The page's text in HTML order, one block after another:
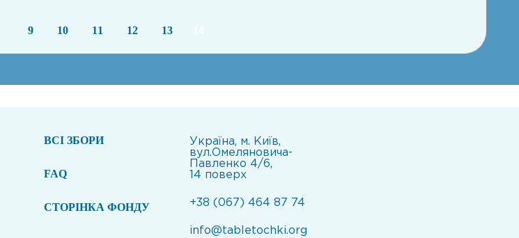
9 10 11 12 13
ВСI ЗБОРИ
FAQ
СТОРІНКА ФОНДУ
Україна, м. Київ,
вул.Омеляновича-
Павленко 4/6,
14 поверх
+38 (067) 464 87 74
info@tabletochki.org